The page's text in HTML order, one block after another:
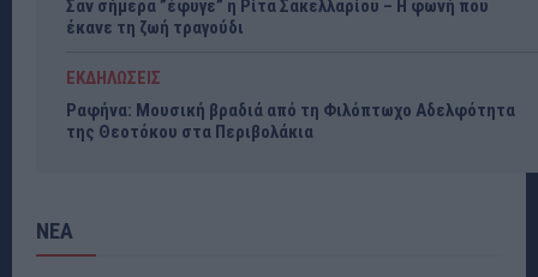
Σαν σήμερα ”έφυγε” η Ρίτα Σακελλαρίου – Η φωνή που
έκανε τη ζωή τραγούδι
ΕΚΔΗΛΩΣΕΙΣ
Ραφήνα: Μουσική βραδιά από τη Φιλόπτωχο Αδελφότητα
της Θεοτόκου στα Περιβολάκια
ΝΕΑ